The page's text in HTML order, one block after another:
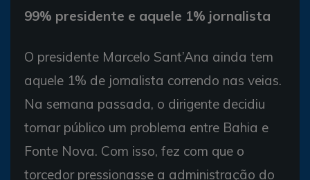
99% presidente e aquele 1% jornalista
O presidente Marcelo Sant’Ana ainda tem
aquele 1% de jornalista correndo nas veias.
Na semana passada, o dirigente decidiu
tornar público um problema entre Bahia e
Fonte Nova. Com isso, fez com que o
torcedor pressionasse a administração do